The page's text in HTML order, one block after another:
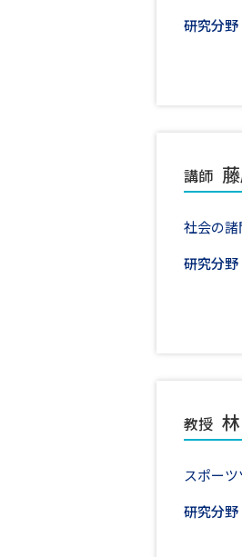
研究分野
講師
社会の
研究分野
教授
スポーツ
研究分野